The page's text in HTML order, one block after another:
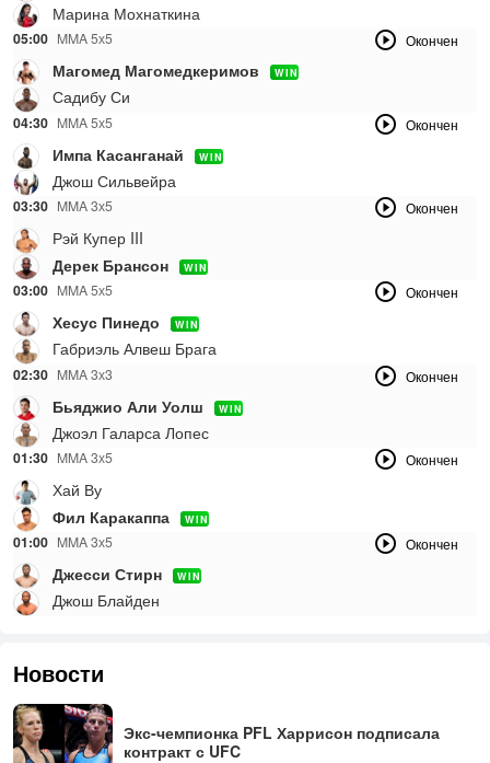
Марина Мохнаткина
05:00 MMA 5х5 Окончен
Магомед Магомедкеримов WIN
Садибу Си
04:30 MMA 5х5 Окончен
Импа Касанганай WIN
Джош Сильвейра
03:30 MMA 3х5 Окончен
Рэй Купер III
Дерек Брансон
WIN
03:00 MMA 5х5 Окончен
Хесус Пинедо WIN
Габриэль Алвеш Брага
02:30 MMA 3х3 Окончен
Бьяджио Али Уолш WIN
Джоэл Галарса Лопес
01:30 MMA 3х5 Окончен
Хай Ву
Фил Каракаппа
WIN
01:00 MMA 3х5 Окончен
Джесси Стирн WIN
Джош Блайден
Новости
Экс-чем­пи­он­ка PFL Хар­ри­сон под­пи­сала
конт­ракт с UFC